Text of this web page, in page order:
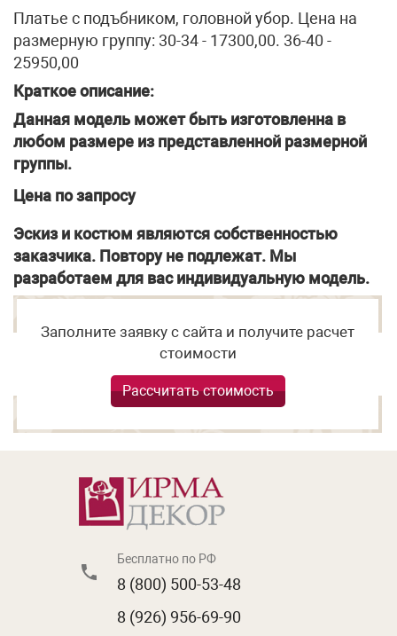
Платье с подъбником, головной убор. Цена на
размерную группу: 30-34 - 17300,00. 36-40 -
25950,00
Краткое описание:
Данная модель может быть изготовленна в
любом размере из представленной размерной
группы.
Цена по запросу
Эскиз и костюм являются собственностью
заказчика. Повтору не подлежат. Мы
разработаем для вас индивидуальную модель.
Заполните заявку с сайта и получите расчет
стоимости
Рассчитать стоимость
Бесплатно по РФ
8 (800) 500-53-48
8 (926) 956-69-90